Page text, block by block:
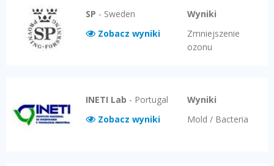
SP - Sweden
Zobacz wyniki
Wyniki
Zmniejszenie
ozonu
INETI Lab - Portugal
Zobacz wyniki
Wyniki
Mold / Bacteria